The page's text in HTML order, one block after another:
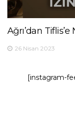
Ağrı’dan
26 Nisan 2023
[instagram-